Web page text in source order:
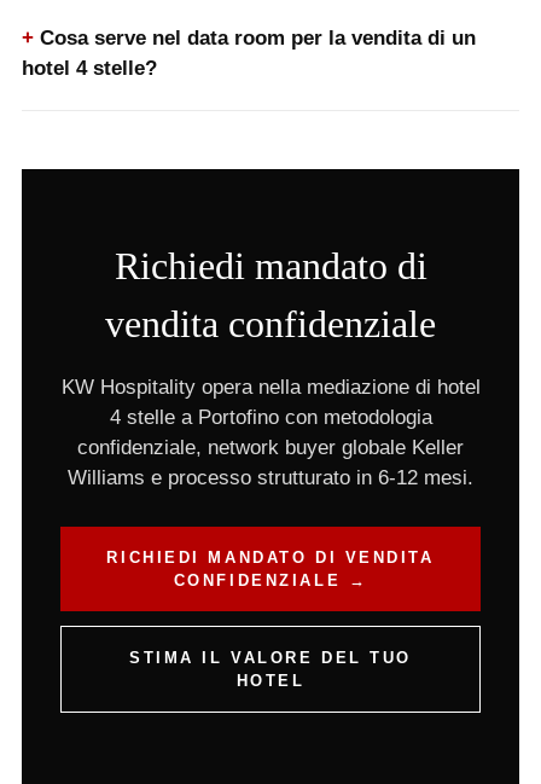
Cosa serve nel data room per la vendita di un
hotel 4 stelle?
Richiedi mandato di
vendita confidenziale
KW Hospitality opera nella mediazione di hotel
4 stelle a Portofino con metodologia
confidenziale, network buyer globale Keller
Williams e processo strutturato in 6-12 mesi.
RICHIEDI MANDATO DI VENDITA
CONFIDENZIALE →
STIMA IL VALORE DEL TUO
HOTEL